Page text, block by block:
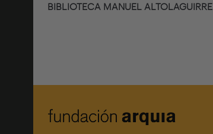
BIBLIOTECA MANUEL ALTOLAGUIRRE